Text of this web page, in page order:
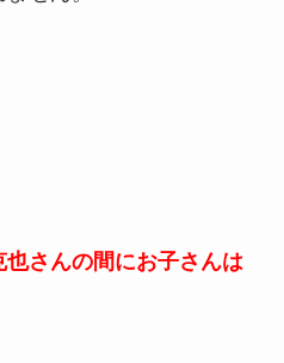
さんの間にお子さんは